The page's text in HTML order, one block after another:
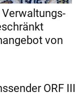
von
ORF III